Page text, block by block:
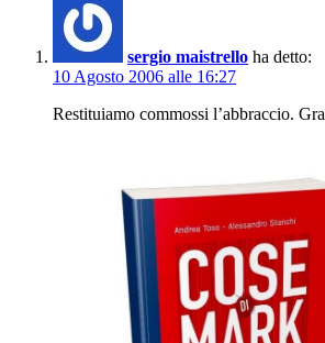
sergio maistrello ha detto:
10 Agosto 2006 alle 16:27
Restituiamo commossi l’abbraccio.